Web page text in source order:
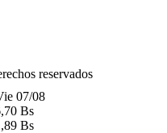
reservados
07/08
Bs
Bs